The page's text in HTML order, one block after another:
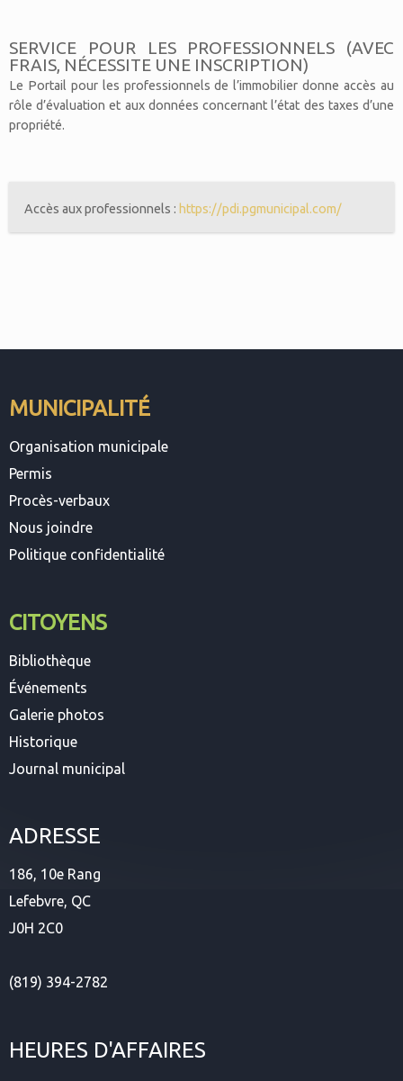
SERVICE POUR LES PROFESSIONNELS (AVEC
FRAIS, NÉCESSITE UNE INSCRIPTION)
Le Portail pour les professionnels de l’immobilier donne accès au
rôle d’évaluation et aux données concernant l’état des taxes d’une
propriété.
Accès aux professionnels : https://pdi.pgmunicipal.com/
MUNICIPALITÉ
Organisation municipale
Permis
Procès-verbaux
Nous joindre
Politique confidentialité
CITOYENS
Bibliothèque
Événements
Galerie photos
Historique
Journal municipal
ADRESSE
186, 10e Rang
Lefebvre, QC
J0H 2C0
(819) 394-2782
HEURES D'AFFAIRES